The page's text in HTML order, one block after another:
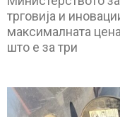
трговија и
максималната
што е за три